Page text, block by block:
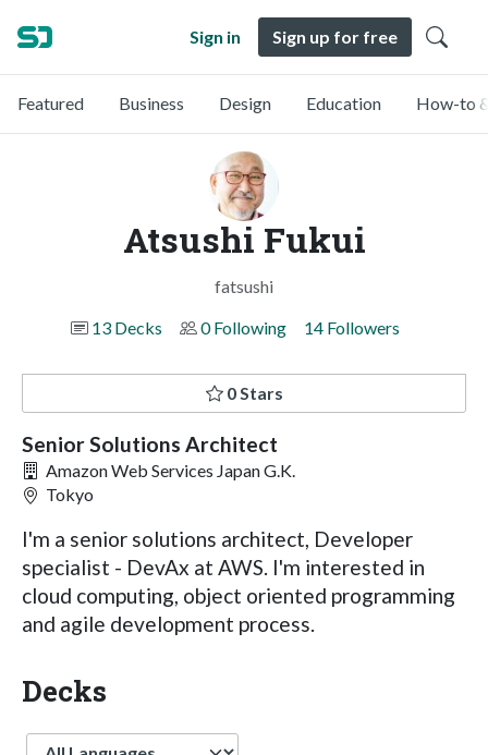
Sign in Sign up for free
Featured Business Design Education How-to
Atsushi Fukui
fatsushi
13 Decks
0 Following 14 Followers
0 Stars
Senior Solutions Architect
Amazon Web Services Japan G.K.
Tokyo
I'm a senior solutions architect, Developer
specialist - DevAx at AWS. I'm interested in
cloud computing, object oriented programming
and agile development process.
Decks
Language